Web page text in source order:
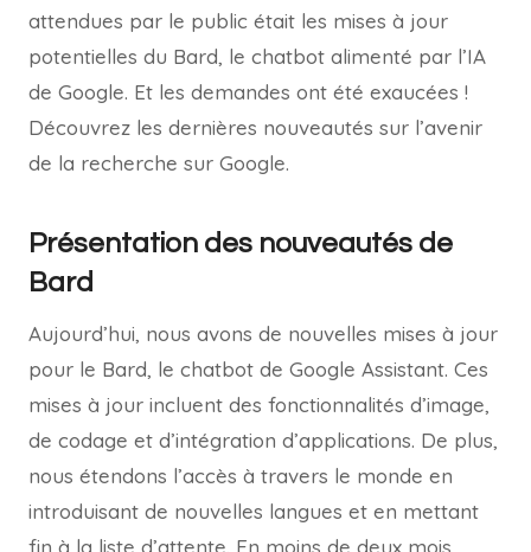
attendues par le public était les mises à jour
potentielles du Bard, le chatbot alimenté par l’IA
de Google. Et les demandes ont été exaucées !
Découvrez les dernières nouveautés sur l’avenir
de la recherche sur Google.
Présentation des nouveautés de
Bard
Aujourd’hui, nous avons de nouvelles mises à jour
pour le Bard, le chatbot de Google Assistant. Ces
mises à jour incluent des fonctionnalités d’image,
de codage et d’intégration d’applications. De plus,
nous étendons l’accès à travers le monde en
introduisant de nouvelles langues et en mettant
fin à la liste d’attente. En moins de deux mois